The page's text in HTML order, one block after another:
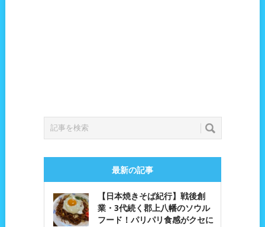
最新の記事
【日本焼きそば紀行】戦後創
業・3代続く郡上八幡のソウル
フード！パリパリ食感がクセに